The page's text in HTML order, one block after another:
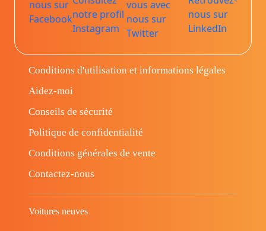
Conditions d'utilisation et informations légales
Aidez-moi
Conseils de sécurité
Politique de confidentialité
Conditions générales de vente
Contactez-nous
Voitures neuves